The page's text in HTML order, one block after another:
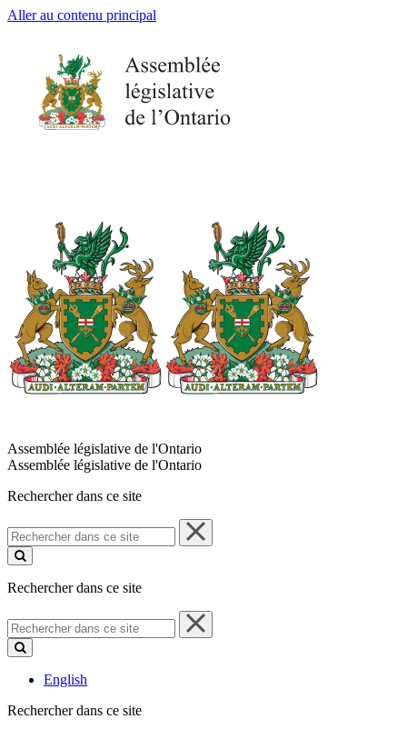
Aller au contenu principal
Assemblée législative de l'Ontario
Assemblée législative de l'Ontario
Rechercher dans ce site
Rechercher
dans
ce
Rechercher dans ce site
Rechercher
dans
ce
English
Rechercher dans ce site